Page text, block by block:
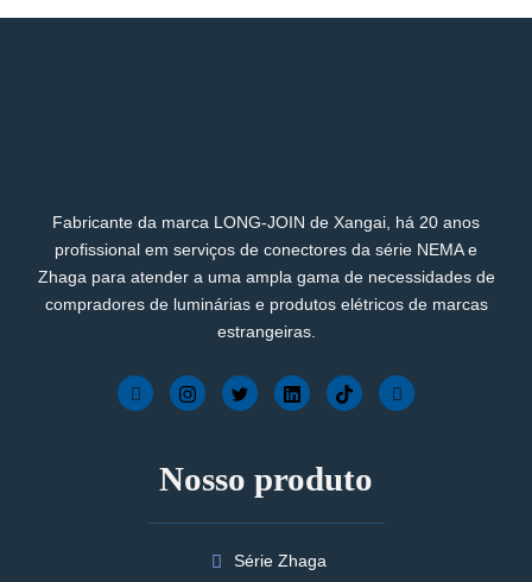
Fabricante da marca LONG-JOIN de Xangai, há 20 anos
profissional em serviços de conectores da série NEMA e
Zhaga para atender a uma ampla gama de necessidades de
compradores de luminárias e produtos elétricos de marcas
estrangeiras.
Nosso produto
Série Zhaga